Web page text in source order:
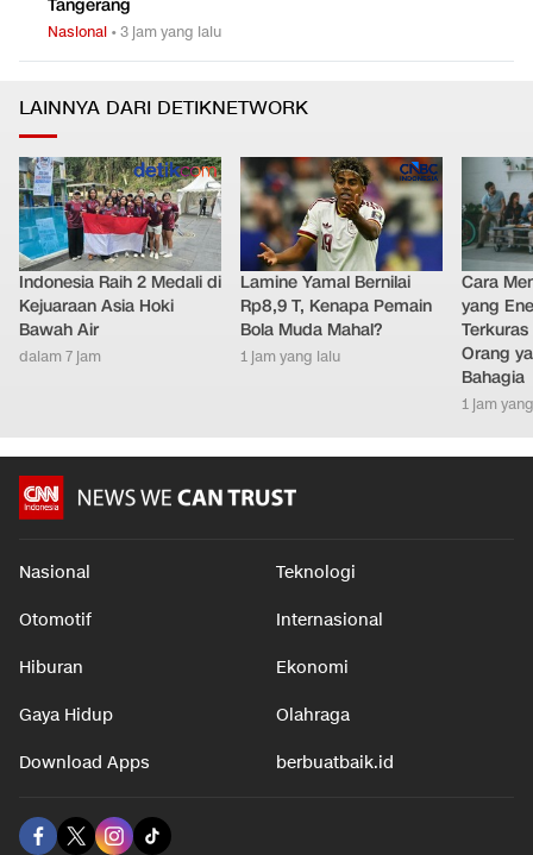
Tangerang
Nasional •3 jam yang lalu
LAINNYA DARI DETIKNETWORK
Indonesia Raih 2 Medali di
Kejuaraan Asia Hoki
Bawah Air
dalam 7 jam
Lamine Yamal Bernilai
Rp8,9 T, Kenapa Pemain
Bola Muda Mahal?
1 jam yang lalu
Cara
yang
Orang
Bahagia
1 jam
Nasional Teknologi
Otomotif Internasional
Hiburan Ekonomi
Gaya Hidup Olahraga
Download Apps berbuatbaik.id